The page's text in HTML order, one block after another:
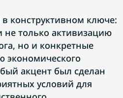
конструктивном ключе:
только активизацию
но и конкретные
акцент был сделан
условий для